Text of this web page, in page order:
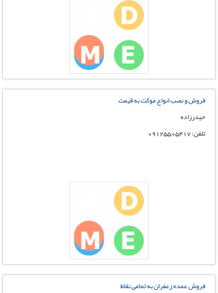
فروش و نصب انواع موکت به قیمت
حیدرزاده
تلفن: 09125505417
فروش عمده زعفران به تمامی نقاط